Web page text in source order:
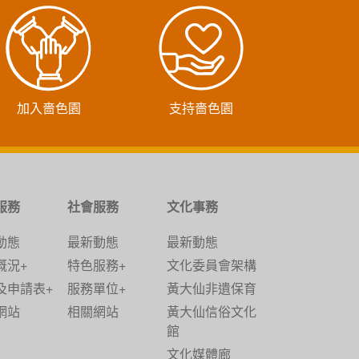
加入嗇色園 支持嗇色園
務
態
況+
申請表+
站
社會服務
最新動態
特色服務+
服務單位+
相關網站
文化事務
最新動態
文化委員會架構
黃大仙非遺保育
黃大仙信俗文化
館
文化媒體廊